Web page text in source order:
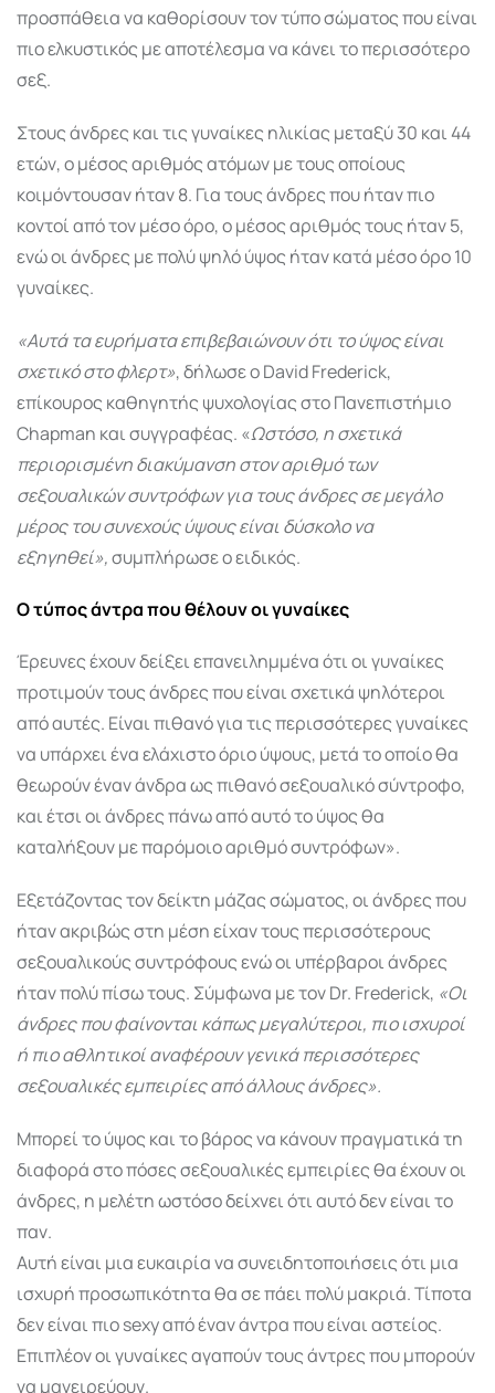
προσπάθεια να καθορίσουν τον τύπο σώματος που είναι
πιο ελκυστικός με αποτέλεσμα να κάνει το περισσότερο
σεξ.
Στους άνδρες και τις γυναίκες ηλικίας μεταξύ 30 και 44
ετών, ο μέσος αριθμός ατόμων με τους οποίους
κοιμόντουσαν ήταν 8. Για τους άνδρες που ήταν πιο
κοντοί από τον μέσο όρο, ο μέσος αριθμός τους ήταν 5,
ενώ οι άνδρες με πολύ ψηλό ύψος ήταν κατά μέσο όρο 10
γυναίκες.
«Αυτά τα ευρήματα επιβεβαιώνουν ότι το ύψος είναι
σχετικό στο φλερτ», δήλωσε ο David Frederick,
επίκουρος καθηγητής ψυχολογίας στο Πανεπιστήμιο
Chapman και συγγραφέας. «Ωστόσο, η σχετικά
περιορισμένη διακύμανση στον αριθμό των
σεξουαλικών συντρόφων για τους άνδρες σε μεγάλο
μέρος του συνεχούς ύψους είναι δύσκολο να
εξηγηθεί»,συμπλήρωσε ο ειδικός.
Ο τύπος άντρα που θέλουν οι γυναίκες
Έρευνες έχουν δείξει επανειλημμένα ότι οι γυναίκες
προτιμούν τους άνδρες που είναι σχετικά ψηλότεροι
από αυτές. Είναι πιθανό για τις περισσότερες γυναίκες
να υπάρχει ένα ελάχιστο όριο ύψους, μετά το οποίο θα
θεωρούν έναν άνδρα ως πιθανό σεξουαλικό σύντροφο,
και έτσι οι άνδρες πάνω από αυτό το ύψος θα
καταλήξουν με παρόμοιο αριθμό συντρόφων».
Εξετάζοντας τον δείκτη μάζας σώματος, οι άνδρες που
ήταν ακριβώς στη μέση είχαν τους περισσότερους
σεξουαλικούς συντρόφους ενώ οι υπέρβαροι άνδρες
ήταν πολύ πίσω τους. Σύμφωνα με τον Dr. Frederick, «Οι
άνδρες που φαίνονται κάπως μεγαλύτεροι, πιο ισχυροί
ή πιο αθλητικοί αναφέρουν γενικά περισσότερες
σεξουαλικές εμπειρίες από άλλους άνδρες».
Μπορεί το ύψος και το βάρος να κάνουν πραγματικά τη
διαφορά στο πόσες σεξουαλικές εμπειρίες θα έχουν οι
άνδρες, η μελέτη ωστόσο δείχνει ότι αυτό δεν είναι το
παν.
Αυτή είναι μια ευκαιρία να συνειδητοποιήσεις ότι μια
ισχυρή προσωπικότητα θα σε πάει πολύ μακριά. Τίποτα
δεν είναι πιο sexy από έναν άντρα που είναι αστείος.
Επιπλέον οι γυναίκες αγαπούν τους άντρες που μπορούν
να μαγειρεύουν.